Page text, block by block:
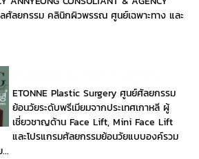
ศัลยกรรม คลินิกผิวพรรณ ศูนย์เฉพาะทาง และ
ETONNE Plastic Surgery ศูนย์ศัลยกรรม
ย้อนวัยระดับพรีเมียมจากประเทศเกาหลี ผู้
เชี่ยวชาญด้าน Face Lift, Mini Face Lift
และโปรแกรมศัลยกรรมย้อนวัยแบบองค์รวม